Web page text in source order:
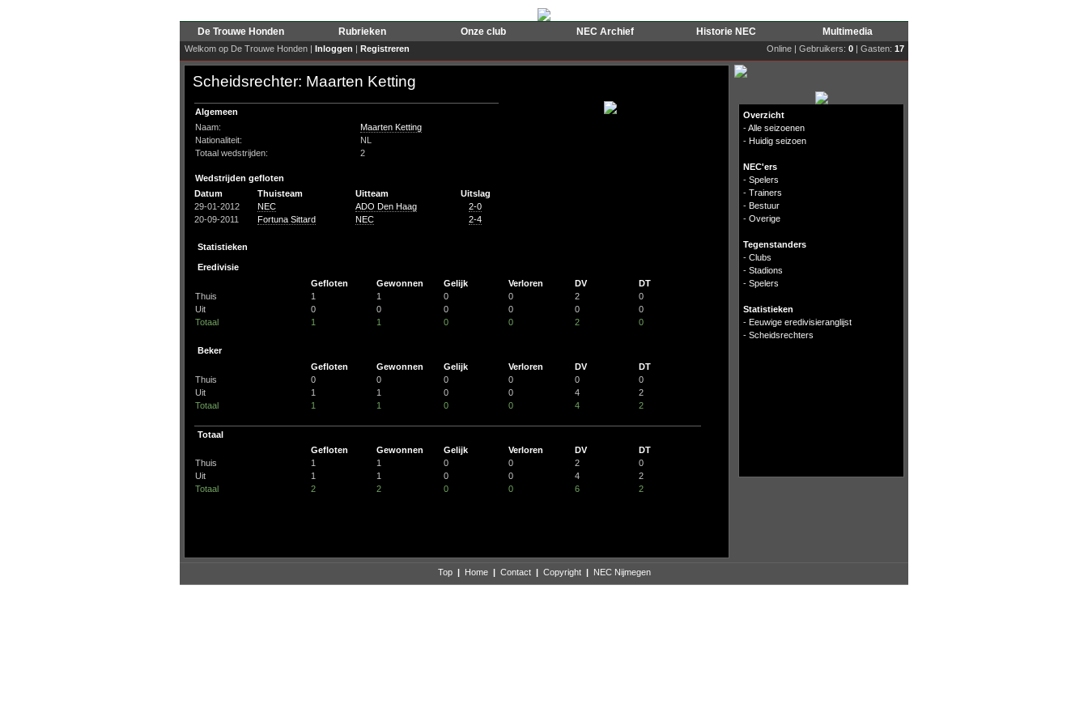
De Trouwe Honden Rubrieken Onze club NEC Archief Historie NEC Multimedia
Welkom op De Trouwe Honden | Inloggen | Registreren Online | Gebruikers: 0 | Gasten: 17
Scheidsrechter: Maarten Ketting
Algemeen
Naam:
Maarten Ketting
Nationaliteit:
NL
Totaal wedstrijden:
2
Wedstrijden gefloten
Datum
Thuisteam Uitteam
Uitslag
29-01-2012
NEC ADO Den Haag
2-0
20-09-2011
Fortuna Sittard NEC 2-4
Statistieken
Eredivisie
Gefloten
Gewonnen Gelijk Verloren DV
DT
Thuis
1 1 0 0 2
0
Uit
0 0 0 0 0
0
Totaal
1 1 0 0 2 0
Beker
Gefloten
Gewonnen Gelijk Verloren DV
DT
Thuis
0 0 0 0 0
0
Uit
1 1 0 0 4
2
Totaal
1 1 0 0 4 2
Totaal
Gefloten
Gewonnen Gelijk Verloren DV
DT
Thuis
1 1 0 0 2
0
Uit
1 1 0 0 4
2
Totaal
2 2 0 0 6 2
Overzicht
-Alle seizoenen
- Huidig seizoen
NEC'ers
- Spelers
- Trainers
- Bestuur
- Overige
Tegenstanders
- Clubs
- Stadions
- Spelers
Statistieken
- Eeuwige eredivisieranglijst
- Scheidsrechters
Top | Home | Contact | Copyright | NEC Nijmegen